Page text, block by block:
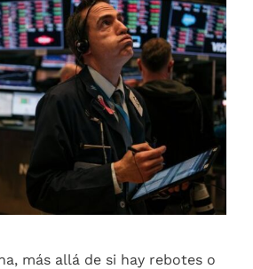
más allá de si hay rebotes o